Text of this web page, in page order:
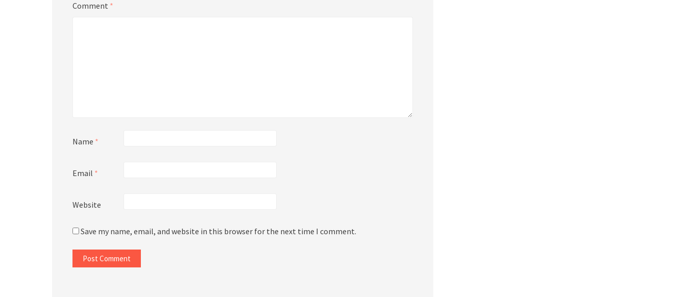
Comment *
Name *
Email *
Website
Save my name, email, and website in this browser for the next time I comment.